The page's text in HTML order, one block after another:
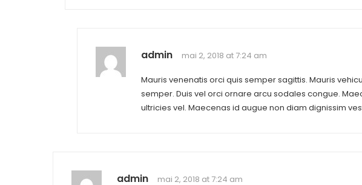
admin mai 2, 2018 at 7:24 am
Mauris venenatis orci quis semper sagittis. Mauris
semper. Duis vel orci ornare arcu sodales congue.
ultricies vel. Maecenas id augue non diam dignissim
admin mai 2, 2018 at 7:24 am